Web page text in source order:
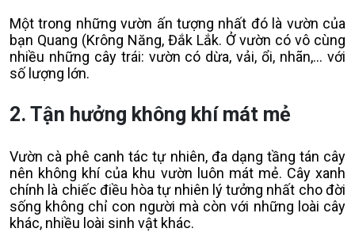
Một trong những vườn ấn tượng nhất đó là vườn của
bạn Quang (Krông Năng, Đắk Lắk. Ở vườn có vô cùng
nhiều những cây trái: vườn có dừa, vải, ổi, nhãn,... với
số lượng lớn.
2. Tận hưởng không khí mát mẻ
Vườn cà phê canh tác tự nhiên, đa dạng tầng tán cây
nên không khí của khu vườn luôn mát mẻ. Cây xanh
chính là chiếc điều hòa tự nhiên lý tưởng nhất cho đời
sống không chỉ con người mà còn với những loài cây
khác, nhiều loài sinh vật khác.